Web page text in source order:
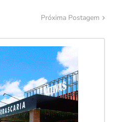
Próxima Postagem